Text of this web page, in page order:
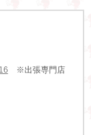
※出張専門店